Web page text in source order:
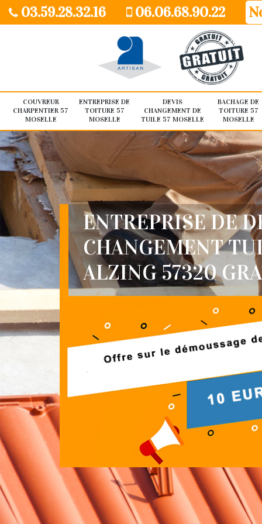
03.59.28.32.16 06.06.68.90.22
COUVREUR
CHARPENTIER 57
MOSELLE
ENTREPRISE DE
TOITURE 57
MOSELLE
DEVIS
CHANGEMENT DE
TUILE 57 MOSELLE
BACHAGE DE
TOITURE 57
MOSELLE
ENTREPRISE DE
CHANGEMENT
ALZING 57320